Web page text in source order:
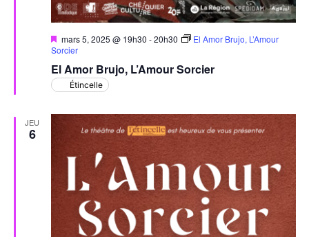
El Amor Brujo, L’Amour Sorcier
Mis
en
mars 5, 2025 @ 19h30 -20h30
El Amor Brujo, L’Amour
Sorcier
Étincelle
JEU
6